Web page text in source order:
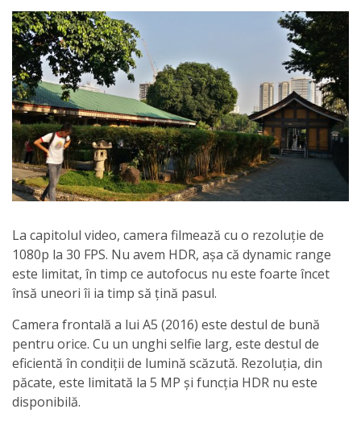
La capitolul video, camera filmează cu o rezoluție de
1080p la 30 FPS. Nu avem HDR, așa că dynamic range
este limitat, în timp ce autofocus nu este foarte încet
însă uneori îi ia timp să țină pasul.
Camera frontală a lui A5 (2016) este destul de bună
pentru orice. Cu un unghi selfie larg, este destul de
eficientă în condiții de lumină scăzută. Rezoluția, din
păcate, este limitată la 5 MP și funcția HDR nu este
disponibilă.